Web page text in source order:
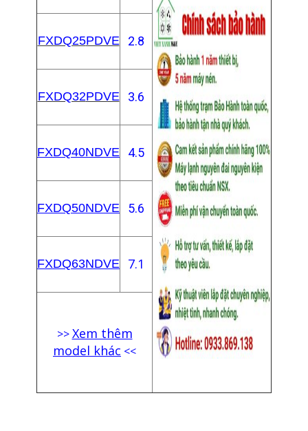
FXDQ25PDVE 2.8
FXDQ32PDVE 3.6
FXDQ40NDVE 4.5
FXDQ50NDVE 5.6
FXDQ63NDVE 7.1
>> Xem thêm
model khác <<